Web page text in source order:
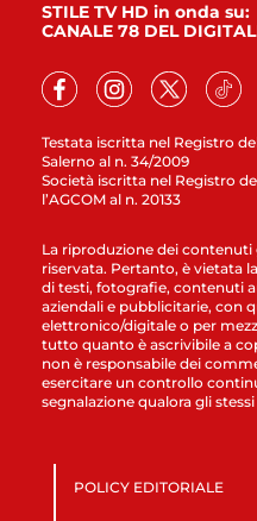
Testata iscritta nel Registro
Salerno al n. 34/2009
Società iscritta nel Registro
l’AGCOM al n. 20133
STILE TV HD in onda su:
CANALE 78 DEL
La riproduzione dei contenuti
riservata. Pertanto, è vietata
di testi, fotografie, contenuti
aziendali e pubblicitarie, con
elettronico/digitale o per
tutto quanto è ascrivibile a
non è responsabile dei
esercitare un controllo
segnalazione qualora gli
POLICY EDITORIALE